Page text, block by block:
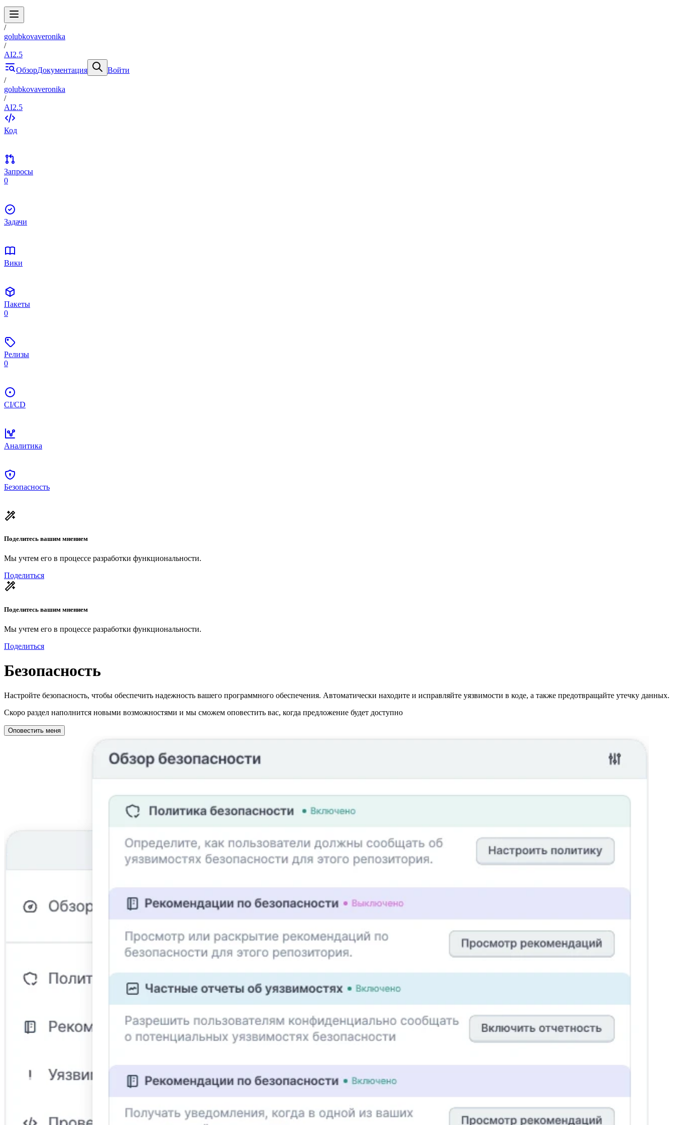
/
golubkovaveronika
/
AI2.5
ОбзорДокументация
Войти
/
golubkovaveronika
/
AI2.5
Код
Запросы
0
Задачи
Вики
Пакеты
0
Релизы
0
CI/CD
Аналитика
Безопасность
Поделитесь вашим мнением
Мы учтем его в процессе разработки функциональности.
Поделиться
Поделитесь вашим мнением
Мы учтем его в процессе разработки функциональности.
Поделиться
Безопасность
Настройте безопасность, чтобы обеспечить надежность вашего программного обеспечения. Автоматически находите и исправляйте уязвимости в коде, а также предотвращайте утечку данных.
Скоро раздел наполнится новыми возможностями и мы сможем оповестить вас, когда предложение будет доступно
Оповестить меня